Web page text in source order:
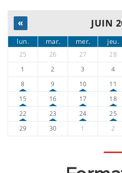
« JUIN
lun. mar. mer. jeu.
25 26 27 28
1
2 3 4
8
9 10 11
15
16 17 18
22
23 24 25
29
30 1 2